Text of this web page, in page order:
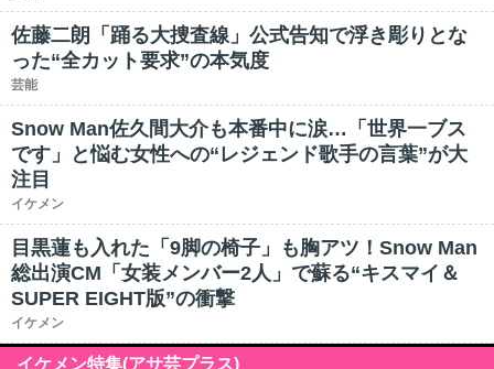
佐藤二朗「踊る大捜査線」公式告知で浮き彫りとな
った“全カット要求”の本気度
芸能
Snow Man佐久間大介も本番中に涙…「世界一ブス
です」と悩む女性への“レジェンド歌手の言葉”が大
注目
イケメン
目黒蓮も入れた「9脚の椅子」も胸アツ！Snow Man
総出演CM「女装メンバー2人」で蘇る“キスマイ＆
SUPER EIGHT版”の衝撃
イケメン
イケメン特集(アサ芸プラス)